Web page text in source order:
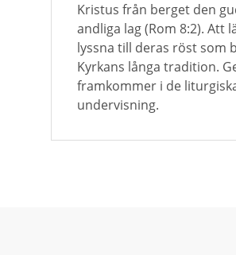
Kristus från berget den
andliga lag (Rom 8:2). Att
lyssna till deras röst som
Kyrkans långa tradition.
framkommer i de
undervisning.